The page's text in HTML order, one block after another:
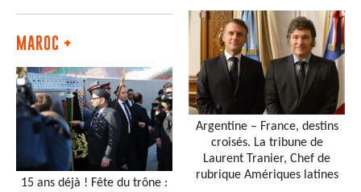
MAROC +
15 ans déjà ! Fête du trône :
Argentine – France, destins
croisés. La tribune de
Laurent Tranier, Chef de
rubrique Amériques latines